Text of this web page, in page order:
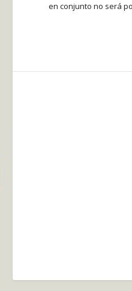
en conjunto no será